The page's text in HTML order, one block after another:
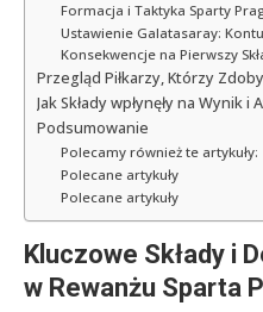
Formacja i Taktyka Sparty
Ustawienie Galatasaray:
Konsekwencje na Pierwszy
Przegląd Piłkarzy, Którzy
Jak Składy wpłynęły na Wynik i
Podsumowanie
Polecamy również te artykuły:
Polecane artykuły
Polecane artykuły
Kluczowe Składy i
w Rewanżu Sparta